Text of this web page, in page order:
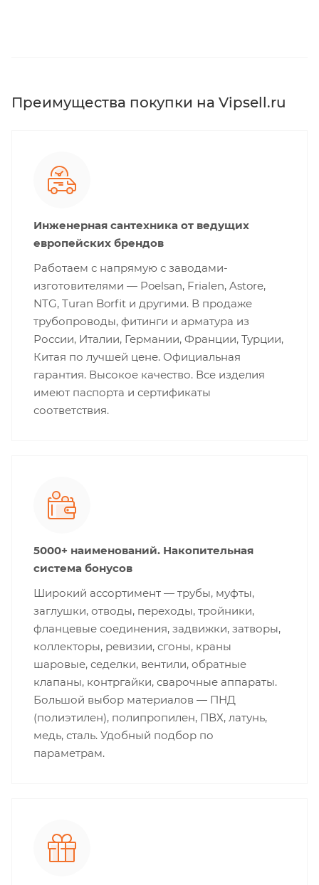
Преимущества покупки на Vipsell.ru
Инженерная сантехника от ведущих
европейских брендов
Работаем с напрямую с заводами-
изготовителями — Poelsan, Frialen, Astore,
NTG, Turan Borfit и другими. В продаже
трубопроводы, фитинги и арматура из
России, Италии, Германии, Франции, Турции,
Китая по лучшей цене. Официальная
гарантия. Высокое качество. Все изделия
имеют паспорта и сертификаты
соответствия.
5000+ наименований. Накопительная
система бонусов
Широкий ассортимент — трубы, муфты,
заглушки, отводы, переходы, тройники,
фланцевые соединения, задвижки, затворы,
коллекторы, ревизии, сгоны, краны
шаровые, седелки, вентили, обратные
клапаны, контргайки, сварочные аппараты.
Большой выбор материалов — ПНД
(полиэтилен), полипропилен, ПВХ, латунь,
медь, сталь. Удобный подбор по
параметрам.